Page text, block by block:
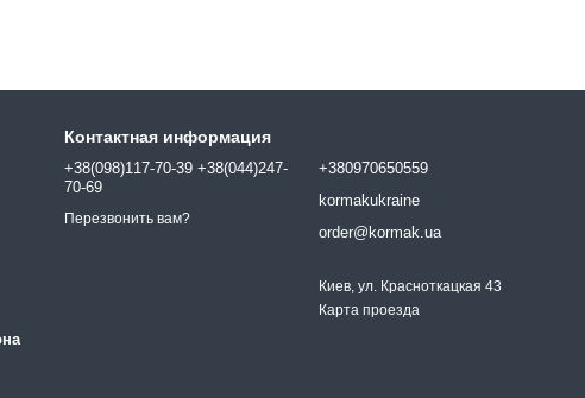
Контактная информация
+38(098)117-70-39 +38(044)247-
70-69
Перезвонить вам?
+380970650559
kormakukraine
order@kormak.ua
Киев, ул. Красноткацкая 43
Карта проезда